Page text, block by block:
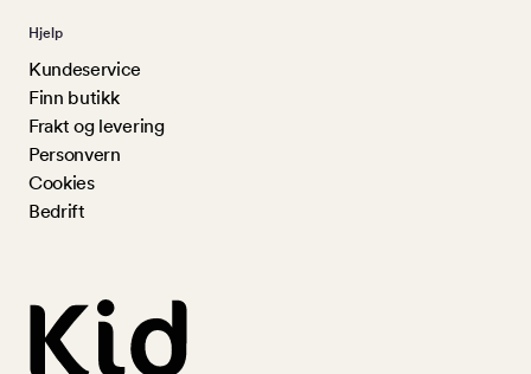
Hjelp
Kundeservice
Finn butikk
Frakt og levering
Personvern
Cookies
Bedrift